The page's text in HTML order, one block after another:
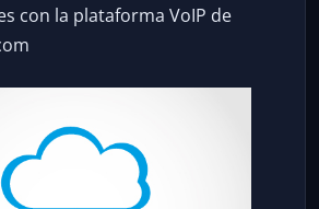
con la plataforma VoIP de